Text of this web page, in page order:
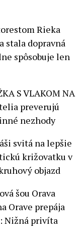
Rieka
stala dopravná
spôsobuje len
S VLAKOM NA
preverujú
nezhody
svitá na lepšie
križovatku v
objazd
šou Orava
Orave prepája
Nižná privíta